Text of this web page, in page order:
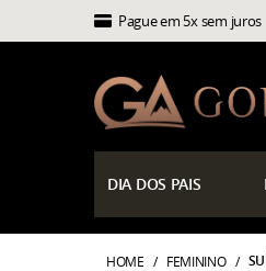
Pague em 5x sem juros
DIA DOS PAIS
HOME FEMININO